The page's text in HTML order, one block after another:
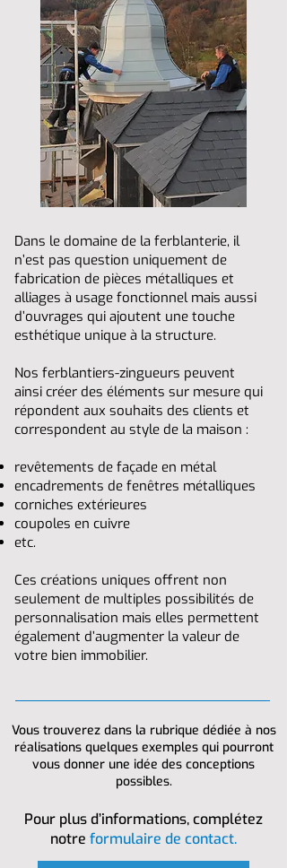
Dans le domaine de la ferblanterie, il
n’est pas question uniquement de
fabrication de pièces métalliques et
alliages à usage fonctionnel mais aussi
d’ouvrages qui ajoutent une touche
esthétique unique à la structure.
Nos ferblantiers-zingueurs peuvent
ainsi créer des éléments sur mesure qui
répondent aux souhaits des clients et
correspondent au style de la maison :
revêtements de façade en métal
encadrements de fenêtres métalliques
corniches extérieures
coupoles en cuivre
etc.
Ces créations uniques offrent non
seulement de multiples possibilités de
personnalisation mais elles permettent
également d’augmenter la valeur de
votre bien immobilier.
Vous trouverez dans la rubrique dédiée à nos
réalisations quelques exemples qui pourront
vous donner une idée des conceptions
possibles.
Pour plus d’informations, complétez
notre formulaire de contact.